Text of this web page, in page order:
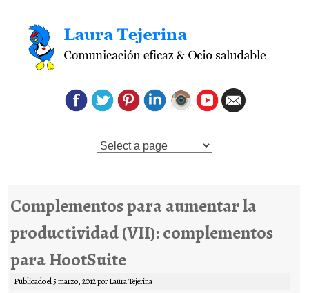
Saltar al contenido
Complementos para aumentar la
productividad (VII): complementos
para HootSuite
Publicado el5 marzo, 2012porLaura Tejerina